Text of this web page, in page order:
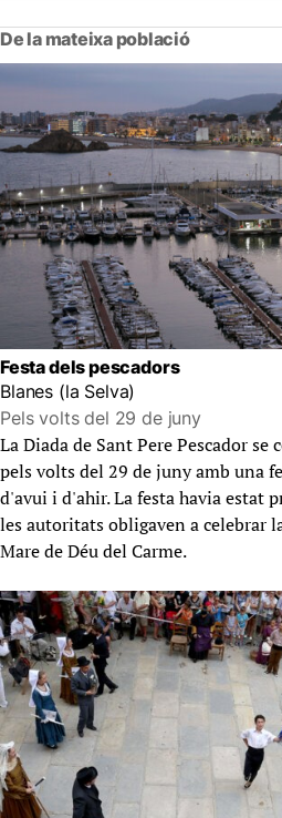
De la mateixa població
Festa dels pescadors
Blanes (la Selva)
Pels volts del 29 de juny
La Diada de Sant Pere Pescador se
pels volts del 29 de juny amb una
d'avui i d'ahir. La festa havia estat
les autoritats obligaven a celebrar
Mare de Déu del Carme.